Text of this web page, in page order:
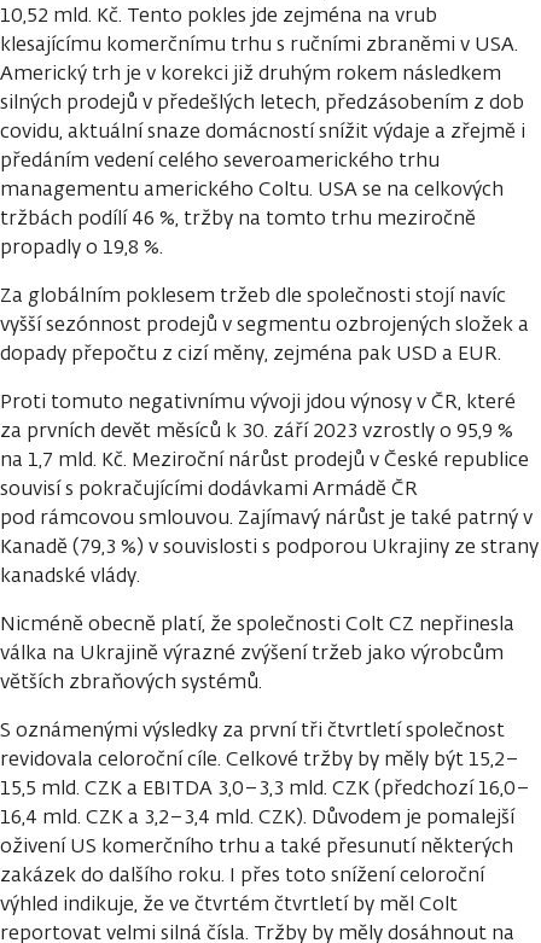
10,52 mld. Kč. Tento pokles jde zejména na vrub
klesajícímu komerčnímu trhu s ručními zbraněmi v USA.
Americký trh je v korekci již druhým rokem následkem
silných prodejů v předešlých letech, předzásobením z dob
covidu, aktuální snaze domácností snížit výdaje a zřejmě i
předáním vedení celého severoamerického trhu
managementu amerického Coltu. USA se na celkových
tržbách podílí 46 %, tržby na tomto trhu meziročně
propadly o 19,8 %.
Za globálním poklesem tržeb dle společnosti stojí navíc
vyšší sezónnost prodejů v segmentu ozbrojených složek a
dopady přepočtu z cizí měny, zejména pak USD a EUR.
Proti tomuto negativnímu vývoji jdou výnosy v ČR, které
za prvních devět měsíců k 30. září 2023 vzrostly o 95,9 %
na 1,7 mld. Kč. Meziroční nárůst prodejů v České republice
souvisí s pokračujícími dodávkami Armádě ČR
pod rámcovou smlouvou. Zajímavý nárůst je také patrný v
Kanadě (79,3 %) v souvislosti s podporou Ukrajiny ze strany
kanadské vlády.
Nicméně obecně platí, že společnosti Colt CZ nepřinesla
válka na Ukrajině výrazné zvýšení tržeb jako výrobcům
větších zbraňových systémů.
S oznámenými výsledky za první tři čtvrtletí společnost
revidovala celoroční cíle. Celkové tržby by měly být 15,2–
15,5 mld. CZK a EBITDA 3,0–3,3 mld. CZK (předchozí 16,0–
16,4 mld. CZK a 3,2–3,4 mld. CZK). Důvodem je pomalejší
oživení US komerčního trhu a také přesunutí některých
zakázek do dalšího roku. I přes toto snížení celoroční
výhled indikuje, že ve čtvrtém čtvrtletí by měl Colt
reportovat velmi silná čísla. Tržby by měly dosáhnout na